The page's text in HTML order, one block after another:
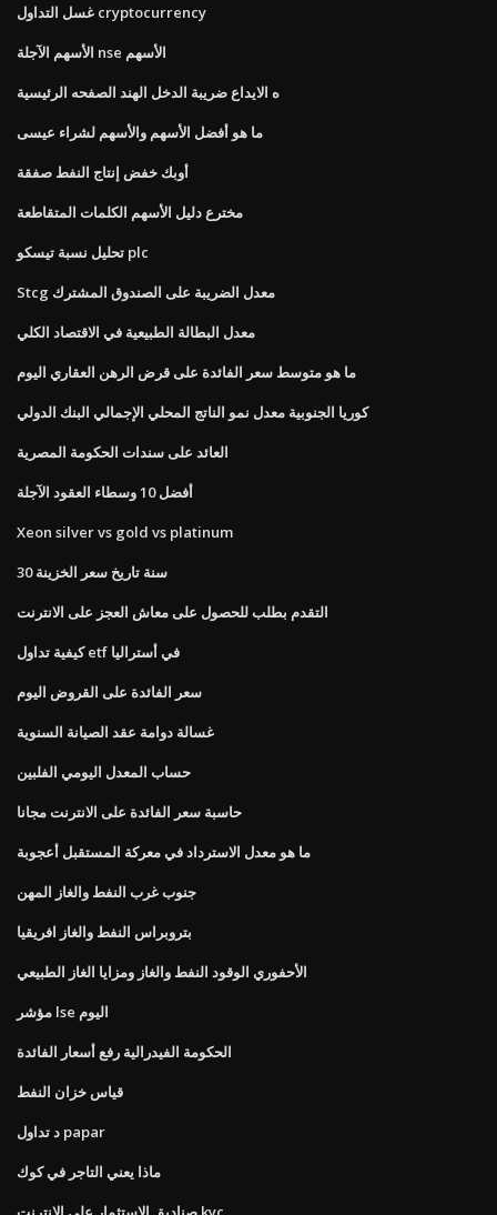
غسل التداول cryptocurrency
الأسهم الآجلة nse الأسهم
ه الايداع ضريبة الدخل الهند الصفحه الرئيسية
ما هو أفضل الأسهم والأسهم لشراء عيسى
أوبك خفض إنتاج النفط صفقة
مخترع دليل الأسهم الكلمات المتقاطعة
تحليل نسبة تيسكو plc
Stcg معدل الضريبة على الصندوق المشترك
معدل البطالة الطبيعية في الاقتصاد الكلي
ما هو متوسط ​​سعر الفائدة على قرض الرهن العقاري اليوم
كوريا الجنوبية معدل نمو الناتج المحلي الإجمالي البنك الدولي
العائد على سندات الحكومة المصرية
أفضل 10 وسطاء العقود الآجلة
Xeon silver vs gold vs platinum
30 سنة تاريخ سعر الخزينة
التقدم بطلب للحصول على معاش العجز على الانترنت
كيفية تداول etf في أستراليا
سعر الفائدة على القروض اليوم
غسالة دوامة عقد الصيانة السنوية
حساب المعدل اليومي الفلبين
حاسبة سعر الفائدة على الانترنت مجانا
ما هو معدل الاسترداد في معركة المستقبل أعجوبة
جنوب غرب النفط والغاز المهن
بتروبراس النفط والغاز افريقيا
الأحفوري الوقود النفط والغاز ومزايا الغاز الطبيعي
مؤشر lse اليوم
الحكومة الفيدرالية رفع أسعار الفائدة
قياس خزان النفط
د تداول papar
ماذا يعني التاجر في كوك